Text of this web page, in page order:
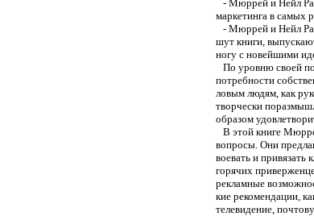
- Мюррей и Нейл
маркетинга в самых
- Мюррей и Нейл
шут книги,
ногу с новейшими
По уровню своей
потребности
ловым людям, как
творчески
образом
В этой книге
вопросы. Они
воевать и привязать
горячих
рекламные
кие рекомендации,
телевидение,